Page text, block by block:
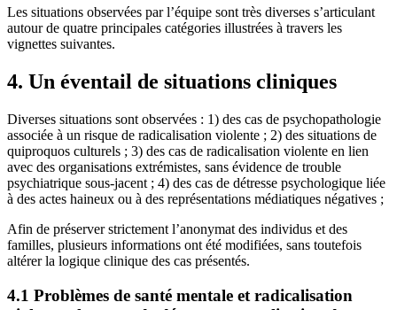
Les situations observées par l’équipe sont très diverses s’articulant
autour de quatre principales catégories illustrées à travers les
vignettes suivantes.
4. Un éventail de situations cliniques
Diverses situations sont observées : 1) des cas de psychopathologie
associée à un risque de radicalisation violente ; 2) des situations de
quiproquos culturels ; 3) des cas de radicalisation violente en lien
avec des organisations extrémistes, sans évidence de trouble
psychiatrique sous-jacent ; 4) des cas de détresse psychologique liée
à des actes haineux ou à des représentations médiatiques négatives ;
Afin de préserver strictement l’anonymat des individus et des
familles, plusieurs informations ont été modifiées, sans toutefois
altérer la logique clinique des cas présentés.
4.1 Problèmes de santé mentale et radicalisation